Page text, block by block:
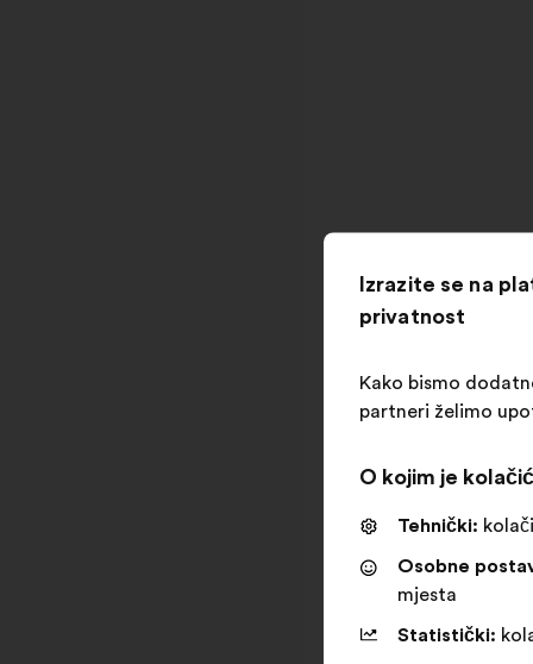
Izrazite se na
privatnost
Kako bismo
partneri želimo
O kojim je
Tehnički:
Osobne
mjesta
Statistički: